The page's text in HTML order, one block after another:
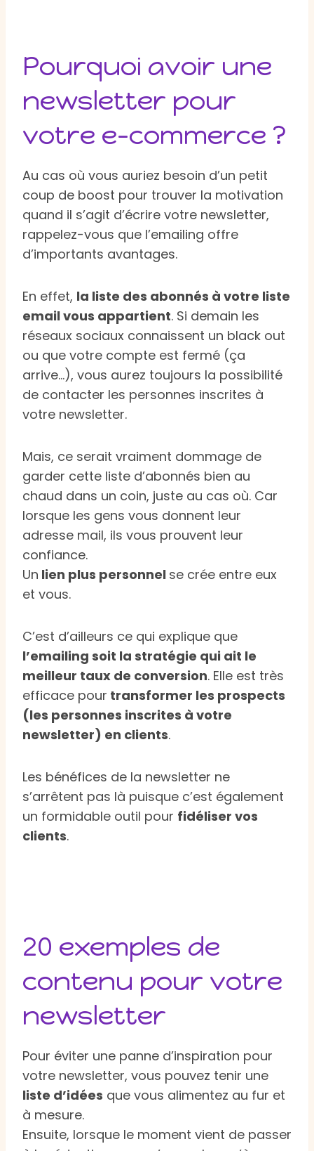
Pourquoi avoir une
newsletter pour
votre e-commerce ?
Au cas où vous auriez besoin d’un petit
coup de boost pour trouver la motivation
quand il s’agit d’écrire votre newsletter,
rappelez-vous que l’emailing offre
d’importants avantages.
En effet, la liste des abonnés à votre liste
email vous appartient. Si demain les
réseaux sociaux connaissent un black out
ou que votre compte est fermé (ça
arrive…), vous aurez toujours la possibilité
de contacter les personnes inscrites à
votre newsletter.
Mais, ce serait vraiment dommage de
garder cette liste d’abonnés bien au
chaud dans un coin, juste au cas où. Car
lorsque les gens vous donnent leur
adresse mail, ils vous prouvent leur
confiance.
Un lien plus personnel se crée entre eux
et vous.
C’est d’ailleurs ce qui explique que
l’emailing soit la stratégie qui ait le
meilleur taux de conversion. Elle est très
efficace pour transformer les prospects
(les personnes inscrites à votre
newsletter) en clients.
Les bénéfices de la newsletter ne
s’arrêtent pas là puisque c’est également
un formidable outil pour fidéliser vos
clients.
20 exemples de
contenu pour votre
newsletter
Pour éviter une panne d’inspiration pour
votre newsletter, vous pouvez tenir une
liste d’idées que vous alimentez au fur et
à mesure.
Ensuite, lorsque le moment vient de passer